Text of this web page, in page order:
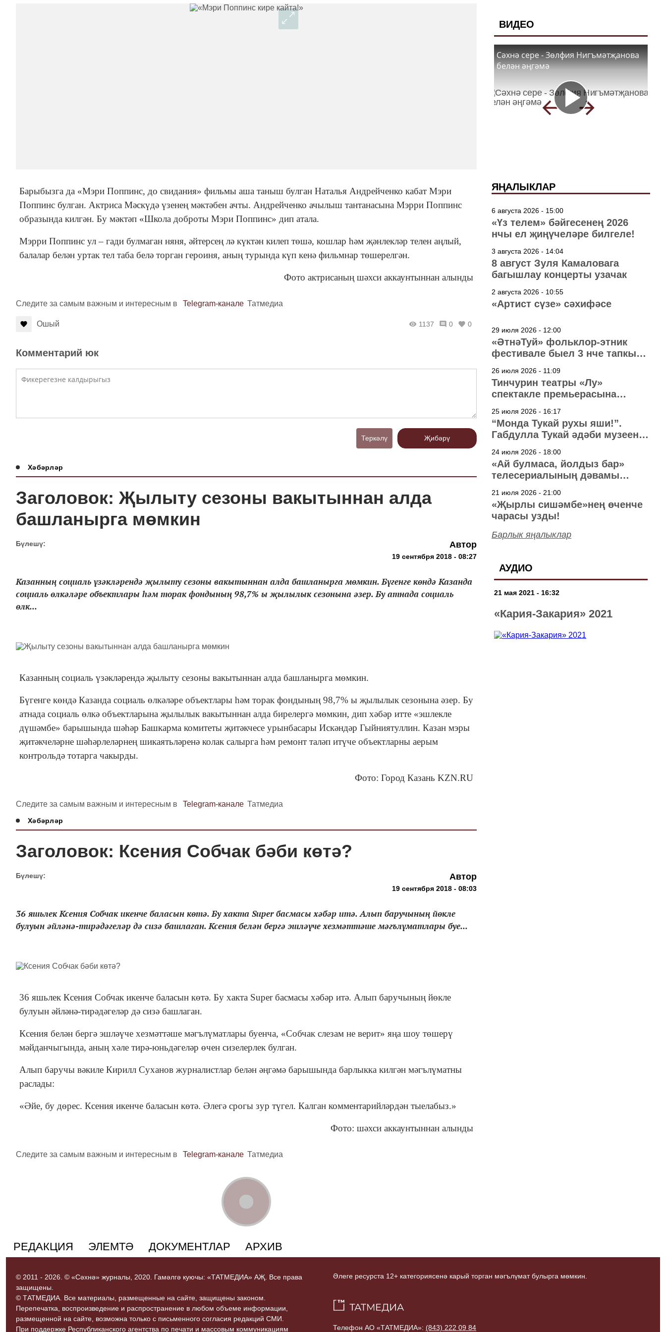
Барыбызга да «Мэри Поппинс, до свидания» фильмы аша таныш булган Наталья Андрейченко кабат Мэри
Поппинс булган. Актриса Мәскүдә үзенең мәктәбен ачты. Андрейченко ачылыш тантанасына Мэрри Поппинс
образында килгән. Бу мәктәп «Школа доброты Мэри Поппинс» дип атала.
Мэрри Поппинс ул – гади булмаган няня, әйтерсең лә күктән килеп төшә, кошлар һәм җәнлекләр телен аңлый,
балалар белән уртак тел таба белә торган героиня, аның турында күп кенә фильмнар төшерелгән.
Фото актрисаның шәхси аккаунтыннан алынды
Следите за самым важным и интересным в Telegram-канале Татмедиа
Ошый 1137 0 0
Комментарий юк
Теркәлү Җибәрү
Хәбәрләр
Заголовок: Җылыту сезоны вакытыннан алда
башланырга мөмкин
Бүлешү: Автор
19 сентября 2018 - 08:27
Казанның социаль үзәкләрендә җылыту сезоны вакытыннан алда башланырга мөмкин. Бүгенге көндә Казанда
социаль өлкәләре объектлары һәм торак фондының 98,7% ы җылылык сезонына әзер. Бу атнада социаль
өлк...
Казанның социаль үзәкләрендә җылыту сезоны вакытыннан алда башланырга мөмкин.
Бүгенге көндә Казанда социаль өлкәләре объектлары һәм торак фондының 98,7% ы җылылык сезонына әзер. Бу
атнада социаль өлкә объектларына җылылык вакытыннан алда бирелергә мөмкин, дип хәбәр итте «эшлекле
дүшәмбе» барышында шәһәр Башкарма комитеты җитәкчесе урынбасары Искәндәр Гыйниятуллин. Казан мэры
җитәкчеләрне шәһәрлеләрнең шикаятьләренә колак салырга һәм ремонт таләп итүче объектларны аерым
контрольдә тотарга чакырды.
Фото: Город Казань KZN.RU
Следите за самым важным и интересным в Telegram-канале Татмедиа
Хәбәрләр
Заголовок: Ксения Собчак бәби көтә?
Бүлешү: Автор
19 сентября 2018 - 08:03
36 яшьлек Ксения Собчак икенче баласын көтә. Бу хакта Super басмасы хәбәр итә. Алып баручының йөкле
булуын әйләнә-тирәдәгеләр дә сизә башлаган. Ксения белән бергә эшләүче хезмәттәше мәгълүматлары буе...
36 яшьлек Ксения Собчак икенче баласын көтә. Бу хакта Super басмасы хәбәр итә. Алып баручының йөкле
булуын әйләнә-тирәдәгеләр дә сизә башлаган.
Ксения белән бергә эшләүче хезмәттәше мәгълүматлары буенча, «Собчак слезам не верит» яңа шоу төшерү
мәйданчыгында, аның хәле тирә-юньдәгеләр өчен сизелерлек булган.
Алып баручы вәкиле Кирилл Суханов журналистлар белән әңгәмә барышында барлыкка килгән мәгълүматны
раслады:
«Әйе, бу дөрес. Ксения икенче баласын көтә. Әлегә срогы зур түгел. Калган комментарийләрдән тыелабыз.»
Фото: шәхси аккаунтыннан алынды
Следите за самым важным и интересным в Telegram-канале Татмедиа
ВИДЕО
Сәхнә сере - Зөлфия Нигъмәтҗанова
белән әңгәмә
ЯҢАЛЫКЛАР
6 августа 2026 - 15:00
«Үз телем» бәйгесенең 2026
нчы ел җиңүчеләре билгеле!
3 августа 2026 - 14:04
8 август Зуля Камаловага
багышлау концерты узачак
2 августа 2026 - 10:55
«Артист сүзе» сәхифәсе
29 июля 2026 - 12:00
«ӘтнәТуй» фольклор-этник
фестивале быел 3 нче тапкыр
26 июля 2026 - 11:09
Тинчурин театры «Лу»
спектакле премьерасына
25 июля 2026 - 16:17
“Монда Тукай рухы яши!”.
Габдулла Тукай әдәби музеена
24 июля 2026 - 18:00
«Ай булмаса, йолдыз бар»
телесериалының дәвамы
21 июля 2026 - 21:00
«Җырлы сишәмбе»нең өченче
чарасы узды!
Барлык яңалыклар
АУДИО
21 мая 2021 - 16:32
«Кария-Закария» 2021
РЕДАКЦИЯ ЭЛЕМТӘ ДОКУМЕНТЛАР АРХИВ
© 2011 - 2026. © «Сәхнә» журналы, 2020. Гамәлгә куючы: «ТАТМЕДИА» АҖ. Все права
защищены.
© ТАТМЕДИА. Все материалы, размещенные на сайте, защищены законом.
Перепечатка, воспроизведение и распространение в любом объеме информации,
размещенной на сайте, возможна только с письменного согласия редакций СМИ.
При поддержке Республиканского агентства по печати и массовым коммуникациям
Әлеге ресурста 12+ категориясенә карый торган мәгълүмат булырга мөмкин.
Телефон АО «ТАТМЕДИА»: (843) 222 09 84